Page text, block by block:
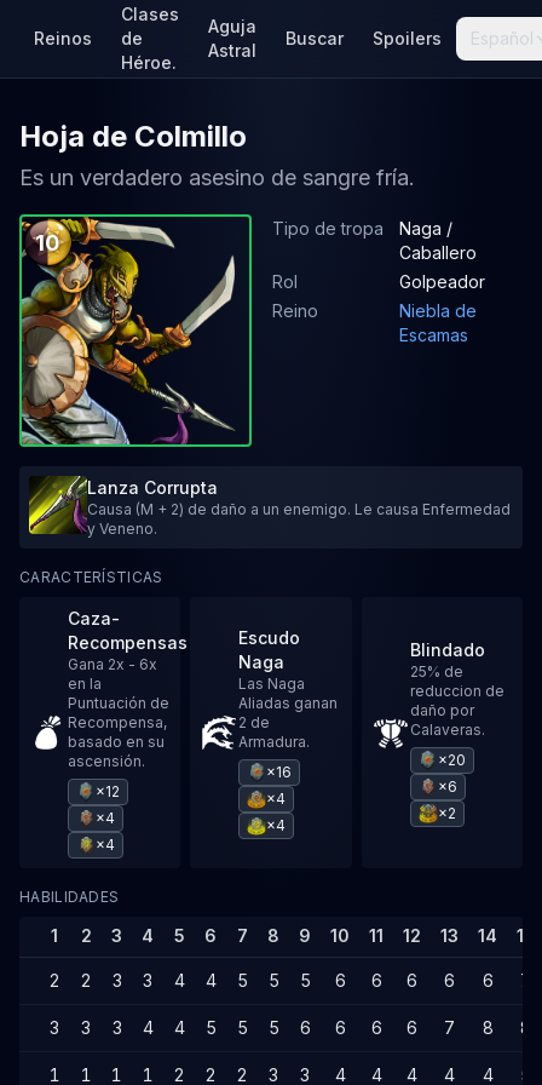
Reinos
Clases
de
Héroe.
Aguja
Astral
Buscar Spoilers Español
Hoja de Colmillo
Es un verdadero asesino de sangre fría.
10
Tipo de tropa
Naga /
Caballero
Rol
Golpeador
Reino
Niebla de
Escamas
Lanza Corrupta
Causa (M + 2) de daño a un enemigo. Le causa Enfermedad
y Veneno.
CARACTERÍSTICAS
Caza-
Recompensas
Gana 2x - 6x
en la
Puntuación de
Recompensa,
basado en su
ascensión.
×12
×4
×4
Escudo
Naga
Las Naga
Aliadas ganan
2 de
Armadura.
×16
×4
×4
Blindado
25% de
reduccion de
daño por
Calaveras.
×20
×6
×2
HABILIDADES
1 2 3 4 5 6 7 8 9 10 11 12 13 14 15
2 2 3 3 4 4 5 5 5 6 6 6 6 6 7
3 3 3 4 4 5 5 5 6 6 6 6 7 8 8
1 1 1 1 2 2 2 3 3 4 4 4 4 4 5